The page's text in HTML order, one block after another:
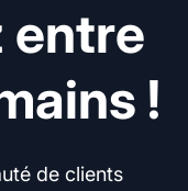
entre
!
de clients